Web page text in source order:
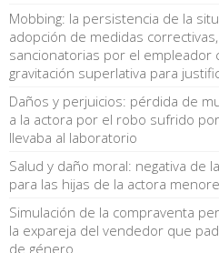
Mobbing: la persistencia de la
adopción de medidas
sancionatorias por el empleador
gravitación superlativa para
Daños y perjuicios: pérdida de
a la actora por el robo sufrido
llevaba al laboratorio
Salud y daño moral: negativa de
para las hijas de la actora
Simulación de la compraventa
la expareja del vendedor que
de género